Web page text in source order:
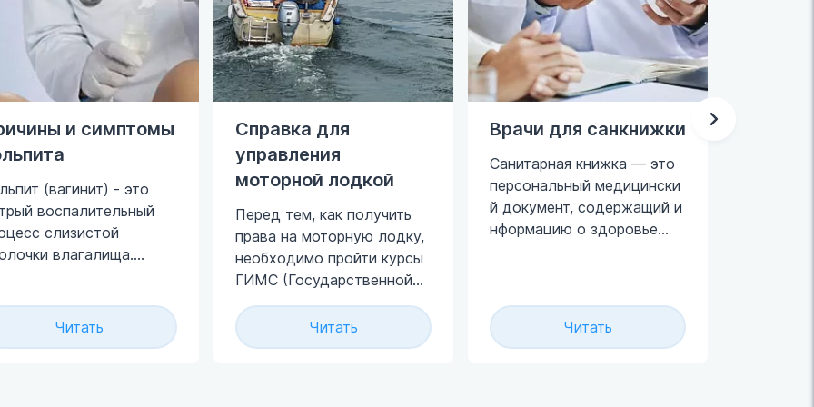
и симптомы
(вагинит) - это
воспалительный
слизистой
влагалища.
ослабления
Читать
Справка для
управления
моторной лодкой
Перед тем, как получить
права на моторную лодку,
необходимо пройти курсы
ГИМС (Государственной
Инспекции по
Маломерным Судам),
сдать экзамен и пройти
Читать
Врачи для санкнижки
Санитарная книжка — это
персональный медицински
й документ, содержащий и
нформацию о здоровье
обследованиях.
Читать